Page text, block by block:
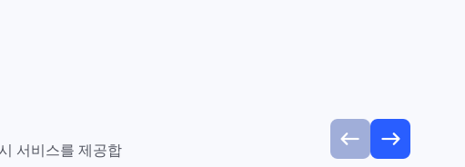
서비스를 제공합